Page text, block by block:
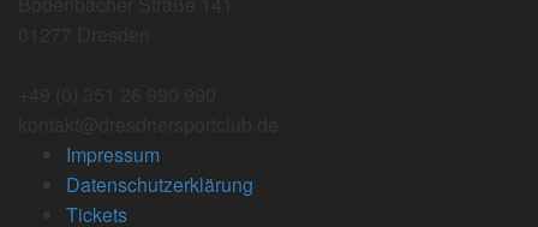
Impressum
Datenschutzerklärung
Tickets